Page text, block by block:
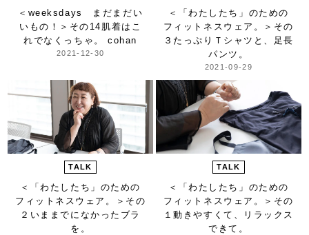
＜weeksdays まだまだい
いもの！＞ その14肌着はこ
れでなくっちゃ。 cohan
2021-12-30
＜「わたしたち」のための
フィットネスウェア。＞ その
３たっぷりＴシャツと、足長
パンツ。
2021-09-29
TALK
＜「わたしたち」のための
フィットネスウェア。＞ その
２いままでになかったブラ
を。
TALK
＜「わたしたち」のための
フィットネスウェア。＞ その
１動きやすくて、リラックス
できて。